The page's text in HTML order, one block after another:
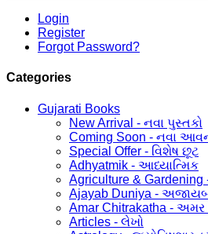
Login
Register
Forgot Password?
Categories
Gujarati Books
New Arrival - નવા પુસ્તકો
Coming Soon - નવા
Special Offer - વિશેષ છૂટ
Adhyatmik - આધ્યાત્મિક
Agriculture & Gardening
Ajayab Duniya -
Amar Chitrakatha - અમર
Articles - લેખો